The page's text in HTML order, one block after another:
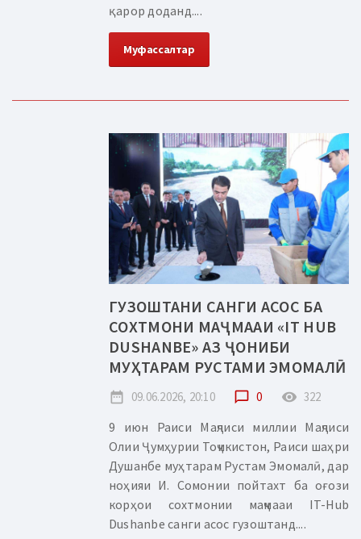
қарор доданд....
Муфассалтар
ГУЗОШТАНИ САНГИ АСОС БА
СОХТМОНИ МАҶМААИ «IT HUB
DUSHANBE» АЗ ҶОНИБИ
МУҲТАРАМ РУСТАМИ ЭМОМАЛӢ
date_range 09.06.2026, 20:10 chat_bubble_outline 0 remove_red_eye 322
9 июн Раиси Маҷлиси миллии Маҷлиси
Олии Ҷумҳурии Тоҷикистон, Раиси шаҳри
Душанбе муҳтарам Рустам Эмомалӣ, дар
ноҳияи И. Сомонии пойтахт ба оғози
корҳои сохтмонии маҷмааи IT-Hub
Dushanbe санги асос гузоштанд....